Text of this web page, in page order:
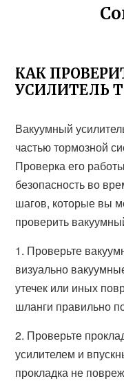
КАК
УСИЛИТЕЛЬ
Вакуумный
частью тормозной
Проверка его
безопасность во
шагов, которые вы
проверить
1. Проверьте
визуально
утечек или иных
шланги правильно
2. Проверьте
усилителем и
прокладка не